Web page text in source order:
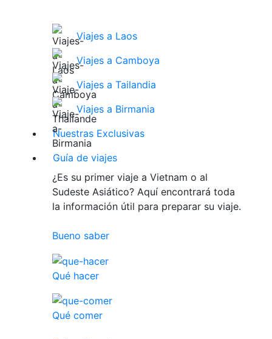
Viajes a Laos
Viajes a Camboya
Viajes a Tailandia
Viajes a Birmania
Nuestras Exclusivas
Guía de viajes
¿Es su primer viaje a Vietnam o al
Sudeste Asiático? Aquí encontrará toda
la información útil para preparar su viaje.
Bueno saber
Qué hacer
Qué comer